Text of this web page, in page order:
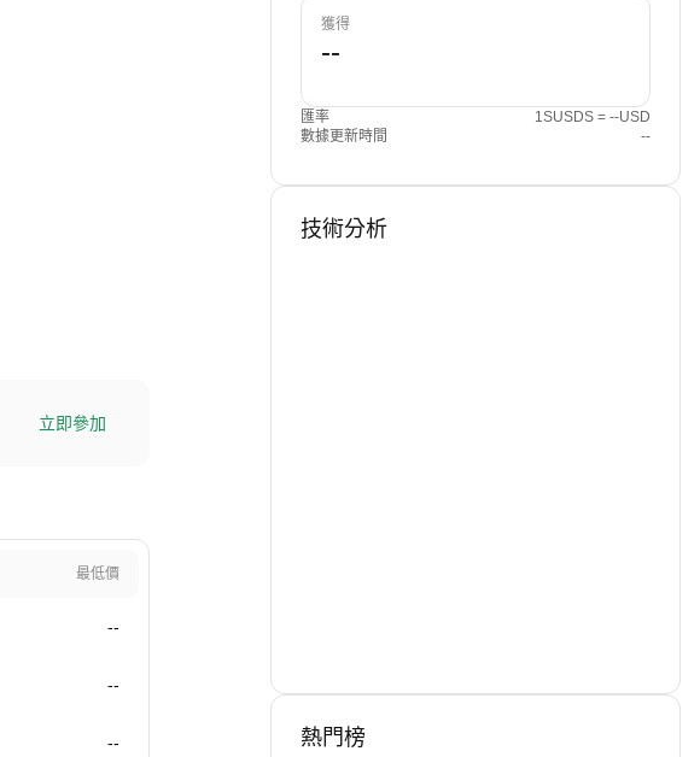
立即參加
最低價
--
--
--
獲得
匯率
1SUSDS = --USD
數據更新時間
--
技術分析
熱門榜